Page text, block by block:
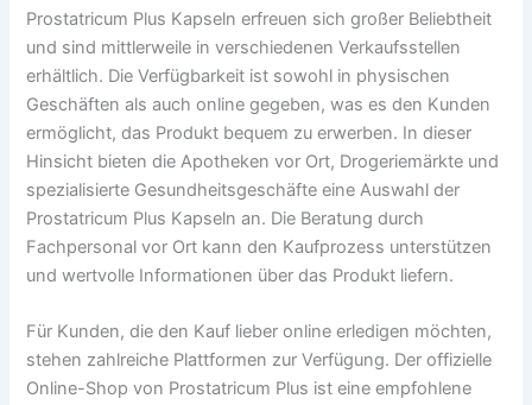
Prostatricum Plus Kapseln erfreuen sich großer Beliebtheit
und sind mittlerweile in verschiedenen Verkaufsstellen
erhältlich. Die Verfügbarkeit ist sowohl in physischen
Geschäften als auch online gegeben, was es den Kunden
ermöglicht, das Produkt bequem zu erwerben. In dieser
Hinsicht bieten die Apotheken vor Ort, Drogeriemärkte und
spezialisierte Gesundheitsgeschäfte eine Auswahl der
Prostatricum Plus Kapseln an. Die Beratung durch
Fachpersonal vor Ort kann den Kaufprozess unterstützen
und wertvolle Informationen über das Produkt liefern.
Für Kunden, die den Kauf lieber online erledigen möchten,
stehen zahlreiche Plattformen zur Verfügung. Der offizielle
Online-Shop von Prostatricum Plus ist eine empfohlene